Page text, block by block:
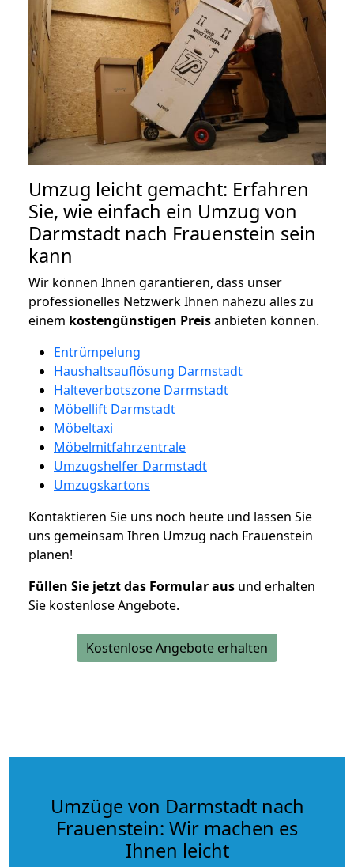
Umzug leicht gemacht: Erfahren
Sie, wie einfach ein Umzug von
Darmstadt nach Frauenstein sein
kann
Wir können Ihnen garantieren, dass unser
professionelles Netzwerk Ihnen nahezu alles zu
einem kostengünstigen Preisanbieten können.
Entrümpelung
Haushaltsauflösung Darmstadt
Halteverbotszone Darmstadt
Möbellift Darmstadt
Möbeltaxi
Möbelmitfahrzentrale
Umzugshelfer Darmstadt
Umzugskartons
Kontaktieren Sie uns noch heute und lassen Sie
uns gemeinsam Ihren Umzug nach Frauenstein
planen!
Füllen Sie jetzt das Formular aus und erhalten
Sie kostenlose Angebote.
Kostenlose Angebote erhalten
Umzüge von Darmstadt nach
Frauenstein: Wir machen es
Ihnen leicht